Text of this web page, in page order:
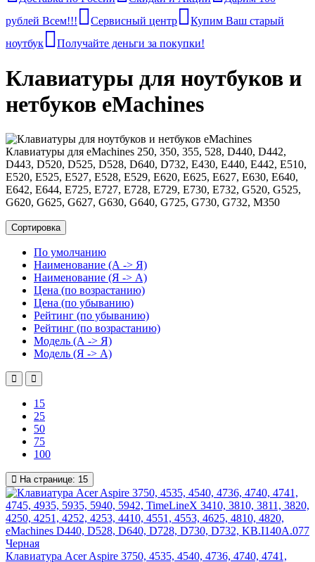
рублей Всем!!!
Сервисный центр
Купим Ваш старый
ноутбук
Получайте деньги за покупки!
Клавиатуры для ноутбуков и
нетбуков eMachines
Клавиатуры для eMachines 250, 350, 355, 528, D440, D442,
D443, D520, D525, D528, D640, D732, E430, E440, E442, E510,
E520, E525, E527, E528, E529, E620, E625, E627, E630, E640,
E642, E644, E725, E727, E728, E729, E730, E732, G520, G525,
G620, G625, G627, G630, G640, G725, G730, G732, M350
Сортировка
По умолчанию
Наименование (А -> Я)
Наименование (Я -> А)
Цена (по возрастанию)
Цена (по убыванию)
Рейтинг (по убыванию)
Рейтинг (по возрастанию)
Модель (А -> Я)
Модель (Я -> А)
15
25
50
75
100
На странице: 15
Клавиатура Acer Aspire 3750, 4535, 4540, 4736, 4740, 4741,